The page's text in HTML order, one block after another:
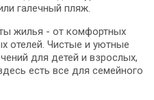
галечный пляж.
жилья - от комфортных
отелей. Чистые и уютные
для детей и взрослых,
есть все для семейного